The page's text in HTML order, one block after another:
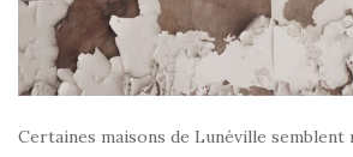
Certaines maisons de Lunéville